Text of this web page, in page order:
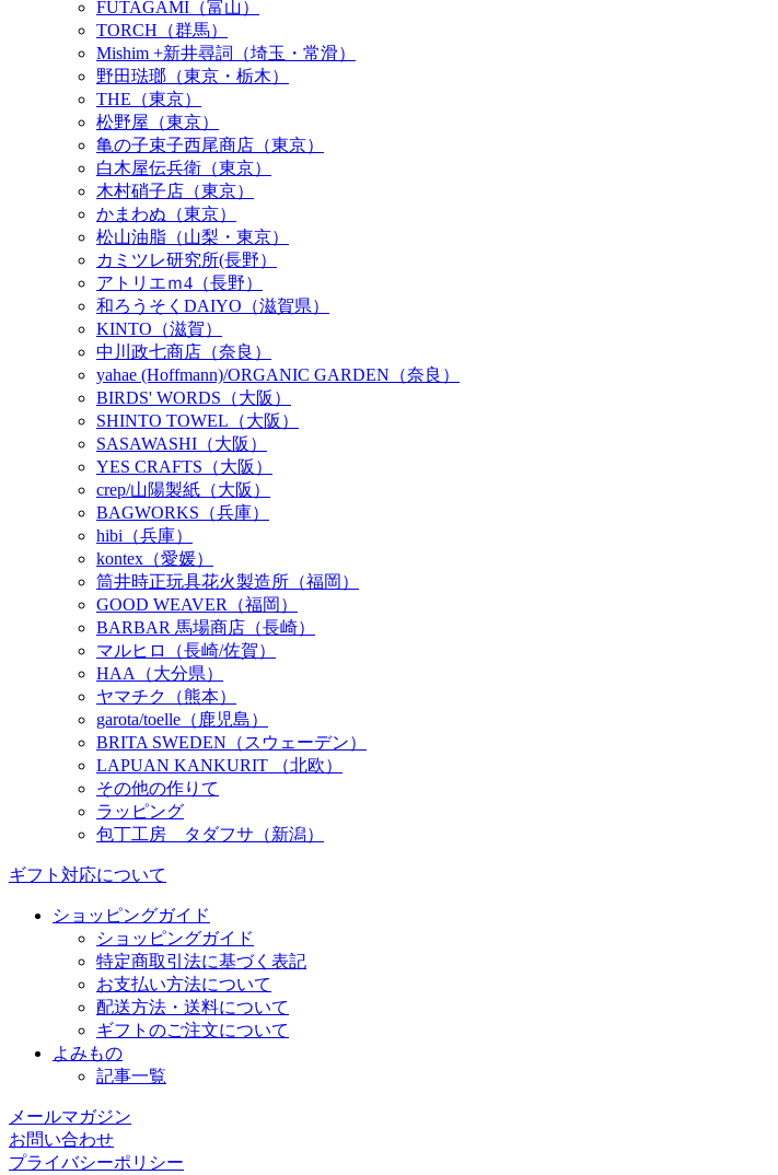
FUTAGAMI（富山）
TORCH（群馬）
Mishim +新井尋詞（埼玉・常滑）
野田琺瑯（東京・栃木）
THE（東京）
松野屋（東京）
亀の子束子西尾商店（東京）
白木屋伝兵衛（東京）
木村硝子店（東京）
かまわぬ（東京）
松山油脂（山梨・東京）
カミツレ研究所(長野）
アトリエｍ4（長野）
和ろうそくDAIYO（滋賀県）
KINTO（滋賀）
中川政七商店（奈良）
yahae (Hoffmann)/ORGANIC GARDEN（奈良）
BIRDS' WORDS（大阪）
SHINTO TOWEL（大阪）
SASAWASHI（大阪）
YES CRAFTS（大阪）
crep/山陽製紙（大阪）
BAGWORKS（兵庫）
hibi（兵庫）
kontex（愛媛）
筒井時正玩具花火製造所（福岡）
GOOD WEAVER（福岡）
BARBAR 馬場商店（長崎）
マルヒロ（長崎/佐賀）
HAA（大分県）
ヤマチク（熊本）
garota/toelle（鹿児島）
BRITA SWEDEN（スウェーデン）
LAPUAN KANKURIT （北欧）
その他の作りて
ラッピング
包丁工房 タダフサ（新潟）
ギフト対応について
ショッピングガイド
ショッピングガイド
特定商取引法に基づく表記
お支払い方法について
配送方法・送料について
ギフトのご注文について
よみもの
記事一覧
メールマガジン
お問い合わせ
プライバシーポリシー